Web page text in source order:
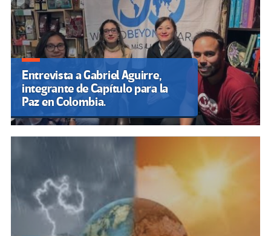
Entrevista a Gabriel Aguirre,
integrante de Capítulo para la
Paz en Colombia.